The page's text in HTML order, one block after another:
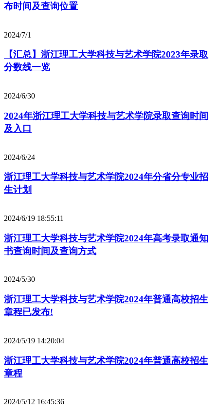
布时间及查询位置
2024/7/1
【汇总】浙江理工大学科技与艺术学院2023年录取
分数线一览
2024/6/30
2024年浙江理工大学科技与艺术学院录取查询时间
及入口
2024/6/24
浙江理工大学科技与艺术学院2024年分省分专业招
生计划
2024/6/19 18:55:11
浙江理工大学科技与艺术学院2024年高考录取通知
书查询时间及查询方式
2024/5/30
浙江理工大学科技与艺术学院2024年普通高校招生
章程已发布!
2024/5/19 14:20:04
浙江理工大学科技与艺术学院2024年普通高校招生
章程
2024/5/12 16:45:36